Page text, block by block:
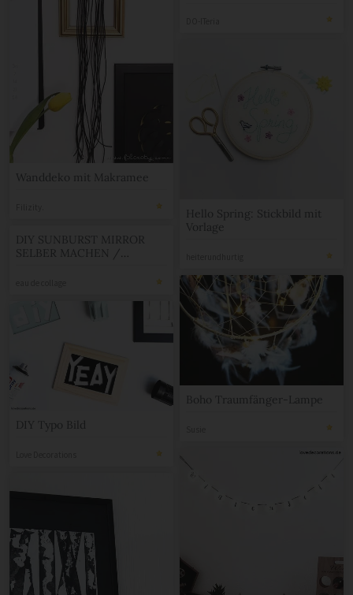
Wanddeko mit Makramee
Hello Spring: Stickbild mit
Vorlage
DIY SUNBURST MIRROR
SELBER MACHEN /
Boho Traumfänger-Lampe
DIY Typo Bild